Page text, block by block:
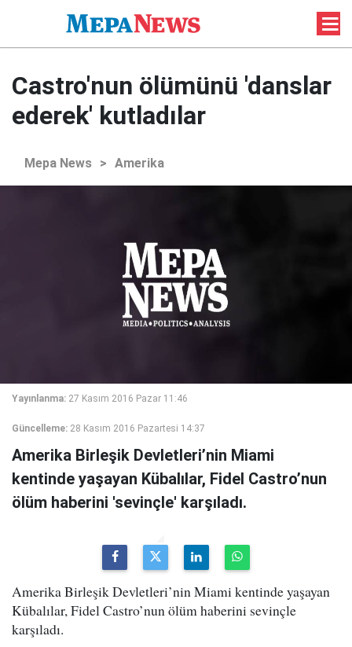
Castro'nun ölümünü 'danslar
ederek' kutladılar
Mepa News > Amerika
Yayınlanma: 27 Kasım 2016 Pazar 11:46
Güncelleme: 28 Kasım 2016 Pazartesi 14:37
Amerika Birleşik Devletleri’nin Miami
kentinde yaşayan Kübalılar, Fidel Castro’nun
ölüm haberini 'sevinçle' karşıladı.
Amerika Birleşik Devletleri’nin Miami kentinde yaşayan
Kübalılar, Fidel Castro’nun ölüm haberini sevinçle
karşıladı.